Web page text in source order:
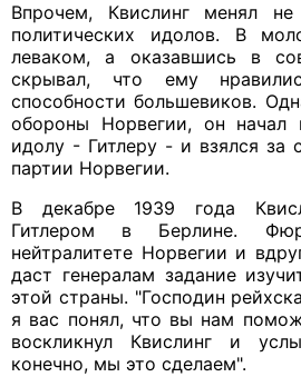
Впрочем, Квислинг менял
политических идолов. В
леваком, а оказавшись в
скрывал, что ему
способности большевиков.
обороны Норвегии, он начал
идолу - Гитлеру - и взялся за
партии Норвегии.
В декабре 1939 года
Гитлером в Берлине.
нейтралитете Норвегии и
даст генералам задание
этой страны. "Господин
я вас понял, что вы нам
воскликнул Квислинг и
конечно, мы это сделаем".